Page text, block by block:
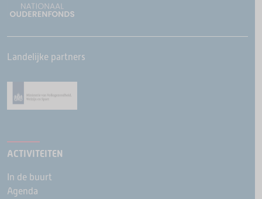
Landelijke partners
ACTIVITEITEN
In de buurt
Agenda